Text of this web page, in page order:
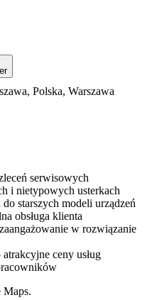
Polska, Warszawa
serwisowych
i nietypowych usterkach
starszych modeli urządzeń
obsługa klienta
w rozwiązanie
ceny usług
Maps.